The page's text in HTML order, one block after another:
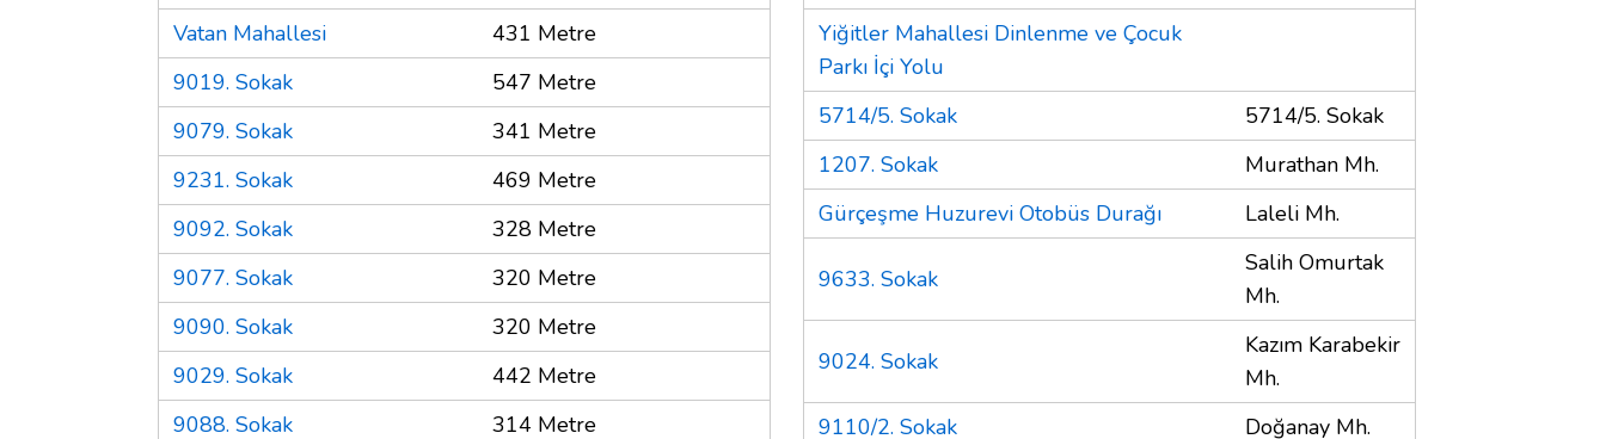
Vatan Mahallesi
431 Metre
9019. Sokak
547 Metre
9079. Sokak
341 Metre
9231. Sokak
469 Metre
9092. Sokak
328 Metre
9077. Sokak
320 Metre
9090. Sokak
320 Metre
9029. Sokak
442 Metre
9088. Sokak
314 Metre
Yiğitler Mahallesi Dinlenme ve Çocuk
Parkı İçi Yolu
5714/5. Sokak
5714/5. Sokak
1207. Sokak
Murathan Mh.
Gürçeşme Huzurevi Otobüs Durağı
Laleli Mh.
9633. Sokak
Salih Omurtak
Mh.
9024. Sokak
Kazım Karabekir
Mh.
9110/2. Sokak
Doğanay Mh.